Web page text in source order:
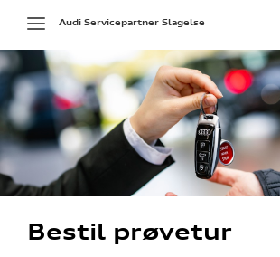
Toggle
navigation
Audi Servicepartner Slagelse
Bestil prøvetur